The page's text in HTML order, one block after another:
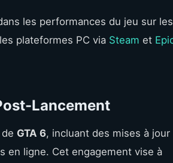
les performances du jeu sur les
plateformes PC via Steam et
Lancement
GTA 6, incluant des mises à jour
en ligne. Cet engagement vise à